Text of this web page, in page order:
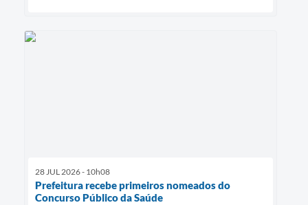
28 JUL 2026 - 10h08
Prefeitura recebe primeiros nomeados do
Concurso Público da Saúde